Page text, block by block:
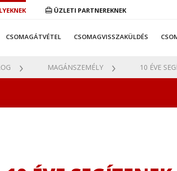
ÜZLETI PARTNEREKNEK
CSOMAGÁTVÉTEL CSOMAGVISSZAKÜLDÉS
MAGÁNSZEMÉLY 10 ÉVE